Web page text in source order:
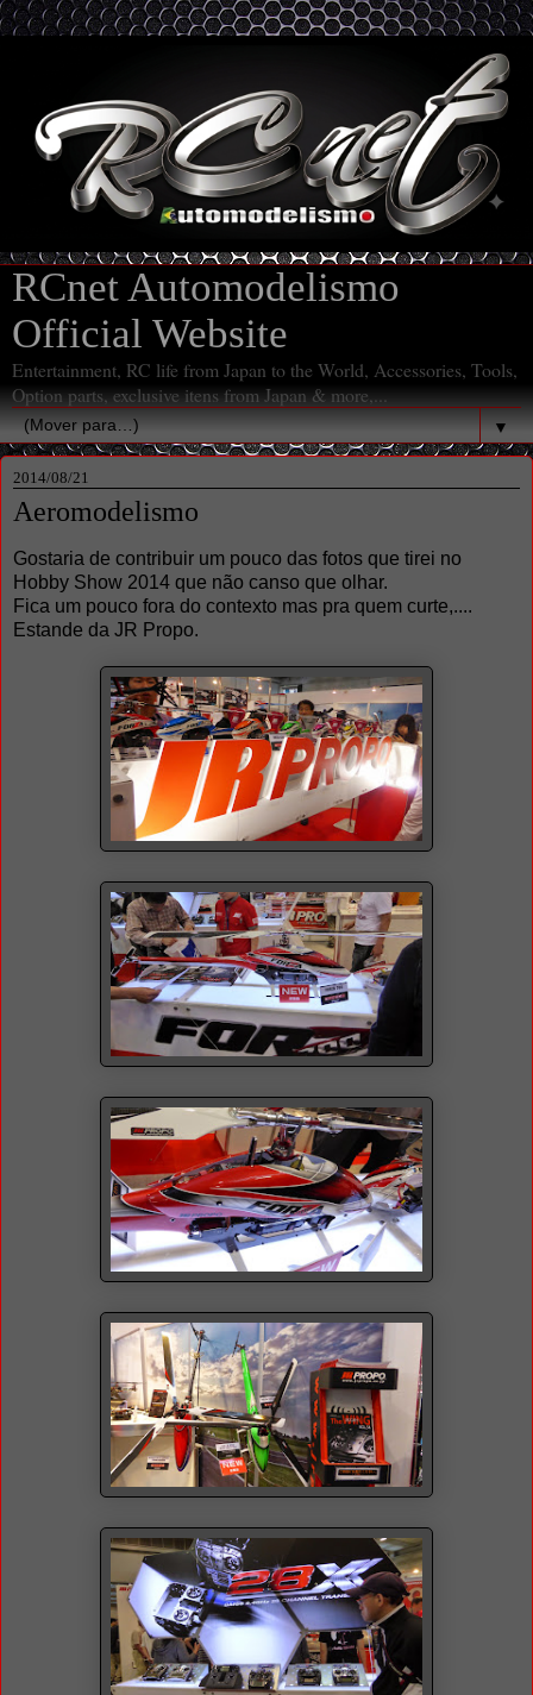
RCnet Automodelismo
Official Website
Entertainment, RC life from Japan to the World, Accessories, Tools,
Option parts, exclusive itens from Japan & more,...
▼
2014/08/21
Aeromodelismo
Gostaria de contribuir um pouco das fotos que tirei no
Hobby Show 2014 que não canso que olhar.
Fica um pouco fora do contexto mas pra quem curte,....
Estande da JR Propo.